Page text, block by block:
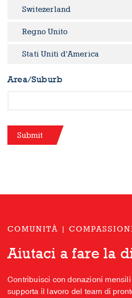
Switezerland
Regno Unito
Stati Uniti d'America
Area/Suburb
Submit
COMUNITÀ |
Aiutaci a fare la
Contribuisci con donazioni
supporta il lavoro del team di